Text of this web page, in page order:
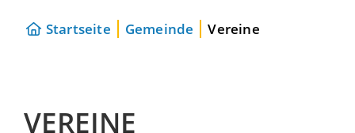
Startseite Gemeinde Vereine
VEREINE